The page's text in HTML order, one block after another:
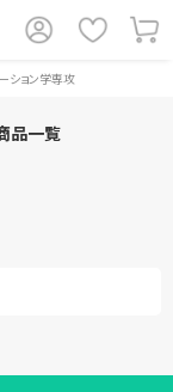
ション学専攻
品一覧